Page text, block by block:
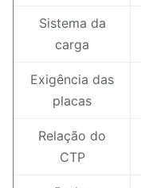
Sistema da
carga
Exigência das
placas
Relação do
CTP